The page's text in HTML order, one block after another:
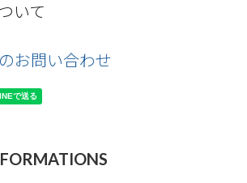
いて
お問い合わせ